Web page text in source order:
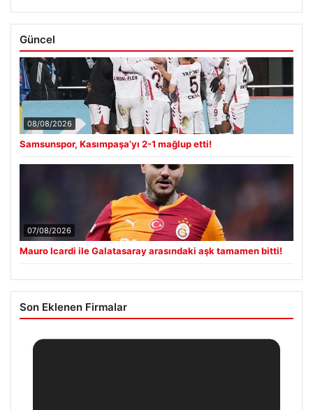
Güncel
08/08/2026
Samsunspor, Kasımpaşa’yı 2-1 mağlup etti!
07/08/2026
Mauro Icardi ile Galatasaray arasındaki aşk tamamen bitti!
Son Eklenen Firmalar